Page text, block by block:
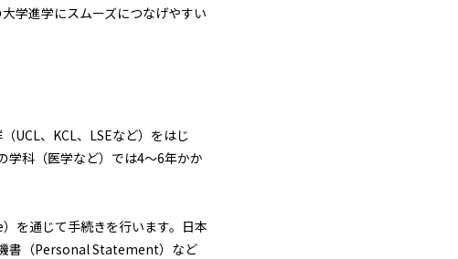
学進学にスムーズにつなげやすい
UCL、KCL、LSEなど）をはじ
学科（医学など）では4〜6年かか
を通じて手続きを行います。日本
書（Personal Statement）など